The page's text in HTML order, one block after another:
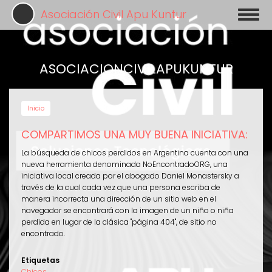
Pasar
contenido
principal
Asociación Civil Apu Kuntur
ASOCIACIONCIVILAPUKUNTUR
Inicio
COMPARTIMOS UNA MUY BUENA INICIATIVA:
La búsqueda de chicos perdidos en Argentina cuenta con una
nueva herramienta denominada NoEncontradoORG, una
iniciativa local creada por el abogado Daniel Monastersky a
través de la cual cada vez que una persona escriba de
manera incorrecta una dirección de un sitio web en el
navegador se encontrará con la imagen de un niño o niña
perdida en lugar de la clásica "página 404", de sitio no
encontrado.
Etiquetas